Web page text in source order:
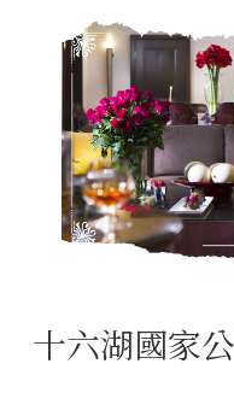
十六湖國家